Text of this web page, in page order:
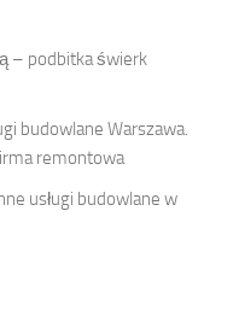
– podbitka świerk
budowlane Warszawa.
remontowa
usługi budowlane w